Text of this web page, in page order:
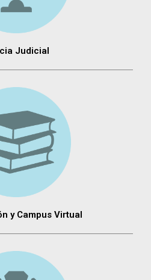
Judicial
y Campus Virtual